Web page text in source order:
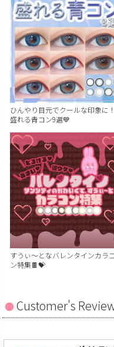
ひんやり目元でクールな印象に！
盛れる青コン9選💙
すうぃ～となバレンタインカラ
ン特集🍫💝
Customer's